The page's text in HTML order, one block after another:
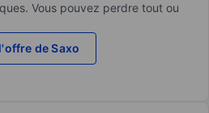
Vous pouvez perdre tout ou
de Saxo